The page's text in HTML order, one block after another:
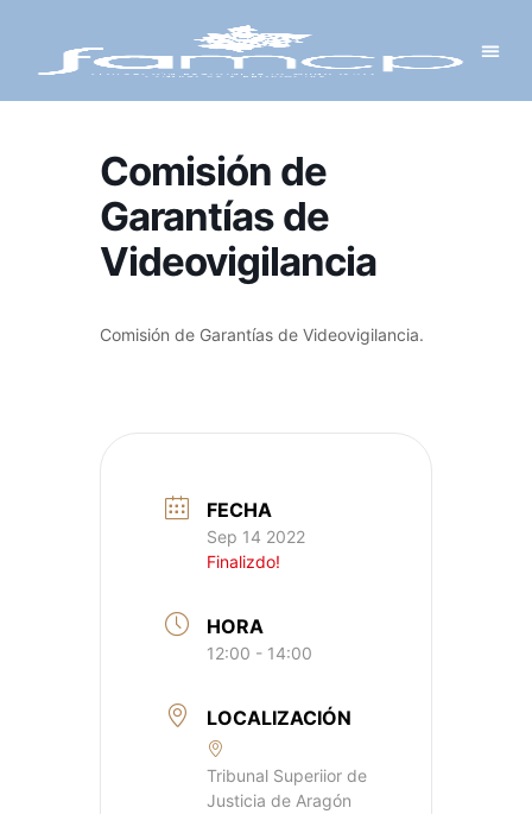
Comisión de
Garantías de
Videovigilancia
Comisión de Garantías de Videovigilancia.
FECHA
Sep 14 2022
Finalizdo!
HORA
12:00 - 14:00
LOCALIZACIÓN
Tribunal Superiior de
Justicia de Aragón